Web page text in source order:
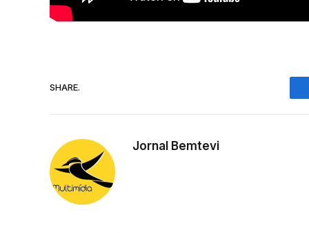
SHARE.
Jornal Bemtevi